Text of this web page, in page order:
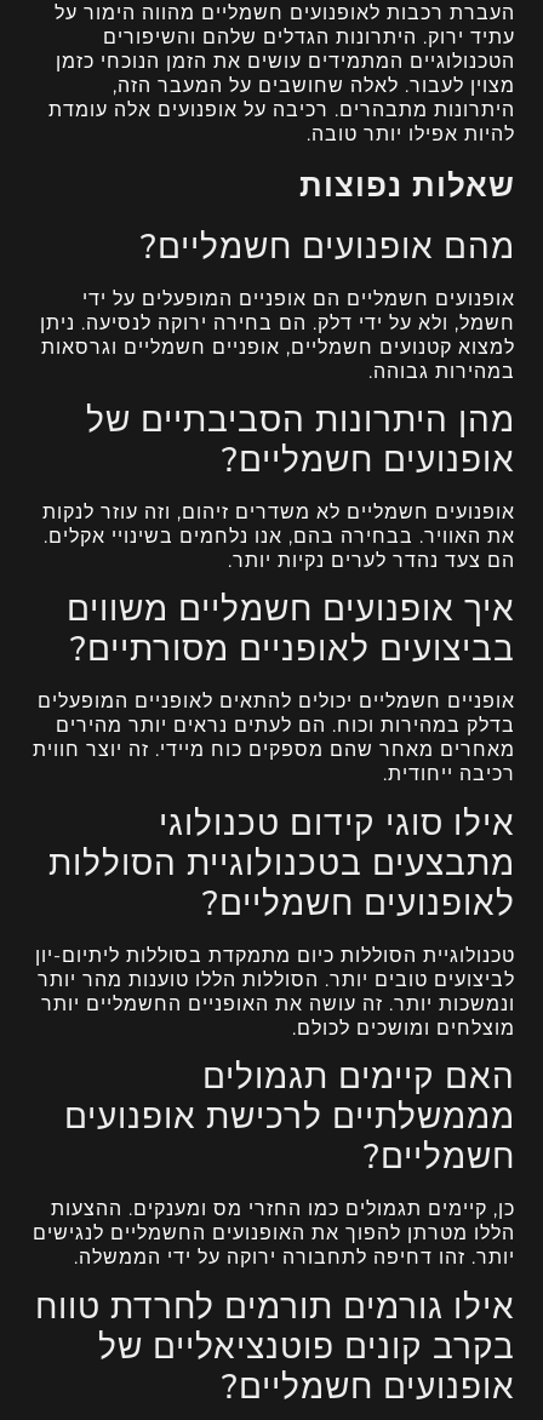
העברת רכבות לאופנועים חשמליים מהווה הימור על
עתיד ירוק. היתרונות הגדלים שלהם והשיפורים
הטכנולוגיים המתמידים עושים את הזמן הנוכחי כזמן
מצוין לעבור. לאלה שחושבים על המעבר הזה,
היתרונות מתבהרים. רכיבה על אופנועים אלה עומדת
להיות אפילו יותר טובה.
שאלות נפוצות
מהם אופנועים חשמליים?
אופנועים חשמליים הם אופניים המופעלים על ידי
חשמל, ולא על ידי דלק. הם בחירה ירוקה לנסיעה. ניתן
למצוא קטנועים חשמליים, אופניים חשמליים וגרסאות
במהירות גבוהה.
מהן היתרונות הסביבתיים של
אופנועים חשמליים?
אופנועים חשמליים לא משדרים זיהום, וזה עוזר לנקות
את האוויר. בבחירה בהם, אנו נלחמים בשינויי אקלים.
הם צעד נהדר לערים נקיות יותר.
איך אופנועים חשמליים משווים
בביצועים לאופניים מסורתיים?
אופניים חשמליים יכולים להתאים לאופניים המופעלים
בדלק במהירות וכוח. הם לעתים נראים יותר מהירים
מאחרים מאחר שהם מספקים כוח מיידי. זה יוצר חווית
רכיבה ייחודית.
אילו סוגי קידום טכנולוגי
מתבצעים בטכנולוגיית הסוללות
לאופנועים חשמליים?
טכנולוגיית הסוללות כיום מתמקדת בסוללות ליתיום-יון
לביצועים טובים יותר. הסוללות הללו טוענות מהר יותר
ונמשכות יותר. זה עושה את האופניים החשמליים יותר
מוצלחים ומושכים לכולם.
האם קיימים תגמולים
מממשלתיים לרכישת אופנועים
חשמליים?
כן, קיימים תגמולים כמו החזרי מס ומענקים. ההצעות
הללו מטרתן להפוך את האופנועים החשמליים לנגישים
יותר. זהו דחיפה לתחבורה ירוקה על ידי הממשלה.
אילו גורמים תורמים לחרדת טווח
בקרב קונים פוטנציאליים של
אופנועים חשמליים?